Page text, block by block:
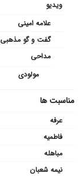
ویدیو
علامه امینی
گفت و گو مذهبی
مداحی
مولودی
مناسبت ها
عرفه
فاطمیه
مباهله
نیمه شعبان